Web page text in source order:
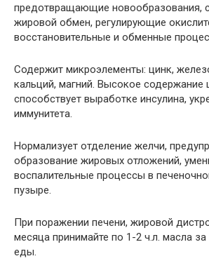
предотвращающие новообразования,
жировой обмен, регулирующие
восстановительные и обменные
Содержит микроэлементы: цинк,
кальций, магний. Высокое содержание
способствует выработке инсулина,
иммунитета.
Нормализует отделение желчи,
образование жировых отложений,
воспалительные процессы в
пузыре.
При поражении печени, жировой
месяца принимайте по 1-2 ч.л. масла
еды.